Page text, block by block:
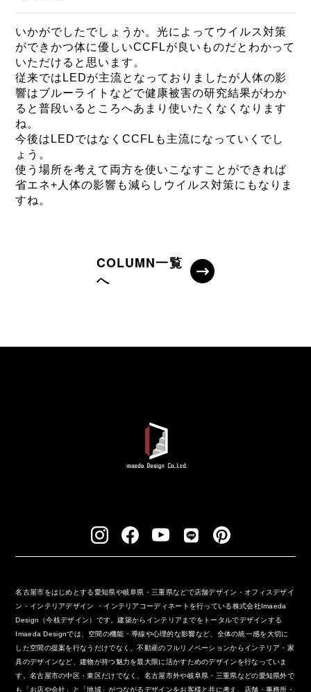
いかがでしたでしょうか。光によってウイルス対策
ができかつ体に優しいCCFLが良いものだとわかって
いただけると思います。
従来ではLEDが主流となっておりましたが人体の影
響はブルーライトなどで健康被害の研究結果がわか
ると普段いるところへあまり使いたくなくなります
ね。
今後はLEDではなくCCFLも主流になっていくでし
ょう。
使う場所を考えて両方を使いこなすことができれば
省エネ+人体の影響も減らしウイルス対策にもなりま
すね。
COLUMN一覧
へ
名古屋市をはじめとする愛知県や岐阜県・三重県などで店舗デザイン・オフィスデザイ
ン・インテリアデザイン ・インテリアコーディネートを行っている株式会社Imaeda
Design（今枝デザイン）です。建築からインテリアまでをトータルでデザインする
Imaeda Designでは、空間の機能・導線や心理的な影響など、全体の統一感を大切に
した空間の提案を行なうだけでなく、不動産のフルリノベーションからインテリア・家
具のデザインなど、建物が持つ魅力を最大限に活かすためのデザインを行なっていま
す。名古屋市の中区・東区だけでなく、名古屋市外や岐阜県・三重県などの愛知県外で
も「お店や会社」と「地域」がつながるデザインをお客様と共に考え、店舗・事務所・